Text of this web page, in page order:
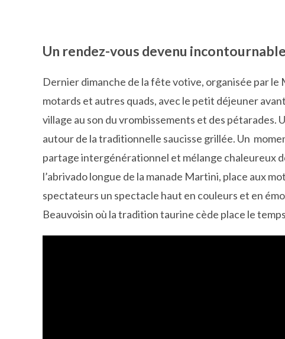
Un rendez-vous devenu
Dernier dimanche de la fête votive, organisée par le
motards et autres quads, avec le petit déjeuner
village au son du vrombissements et des
autour de la traditionnelle saucisse grillée. Un
partage intergénérationnel et mélange chaleureux
l’abrivado longue de la manade Martini, place aux
spectateurs un spectacle haut en couleurs et en
Beauvoisin où la tradition taurine cède place le